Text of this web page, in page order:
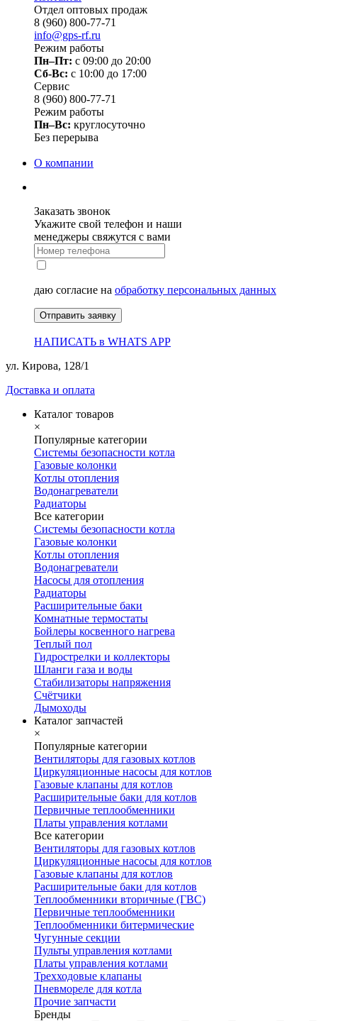
Отдел оптовых продаж
8 (960) 800-77-71
info@gps-rf.ru
Режим работы
Пн–Пт: с 09:00 до 20:00
Сб-Вс: c 10:00 до 17:00
Сервис
8 (960) 800-77-71
Режим работы
Пн–Вс: круглосуточно
Без перерыва
О компании
Заказать звонок
Укажите свой телефон и наши
менеджеры свяжутся с вами
даю согласие на обработку персональных данных
Отправить заявку
НАПИСАТЬ в WHATS APP
ул. Кирова, 128/1
Доставка и оплата
Каталог товаров
×
Популярные категории
Системы безопасности котла
Газовые колонки
Котлы отопления
Водонагреватели
Радиаторы
Все категории
Системы безопасности котла
Газовые колонки
Котлы отопления
Водонагреватели
Насосы для отопления
Радиаторы
Расширительные баки
Комнатные термостаты
Бойлеры косвенного нагрева
Теплый пол
Гидрострелки и коллекторы
Шланги газа и воды
Стабилизаторы напряжения
Счётчики
Дымоходы
Каталог запчастей
×
Популярные категории
Вентиляторы для газовых котлов
Циркуляционные насосы для котлов
Газовые клапаны для котлов
Расширительные баки для котлов
Первичные теплообменники
Платы управления котлами
Все категории
Вентиляторы для газовых котлов
Циркуляционные насосы для котлов
Газовые клапаны для котлов
Расширительные баки для котлов
Теплообменники вторичные (ГВС)
Первичные теплообменники
Теплообменники битермические
Чугунные секции
Пульты управления котлами
Платы управления котлами
Трехходовые клапаны
Пневмореле для котла
Прочие запчасти
Бренды